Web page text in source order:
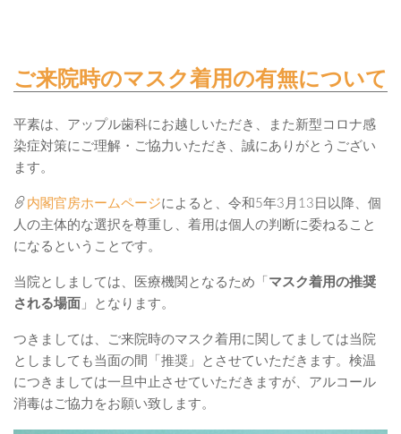
ご来院時のマスク着用の有無について
平素は、アップル歯科にお越しいただき、また新型コロナ感
染症対策にご理解・ご協力いただき、誠にありがとうござい
ます。
内閣官房ホームページによると、令和5年3月13日以降、個
人の主体的な選択を尊重し、着用は個人の判断に委ねること
になるということです。
当院としましては、医療機関となるため「 マスク着用の推奨
される場面 」となります。
つきましては、ご来院時のマスク着用に関してましては当院
としましても当面の間「推奨」とさせていただきます。検温
につきましては一旦中止させていただきますが、アルコール
消毒はご協力をお願い致します。